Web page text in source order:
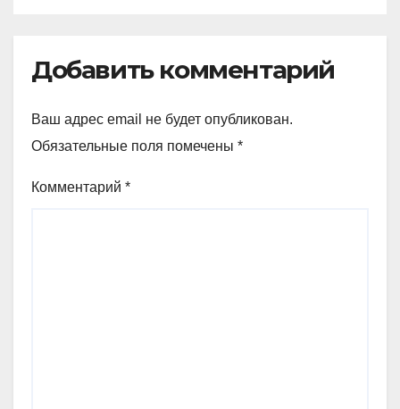
Добавить комментарий
Ваш адрес email не будет опубликован.
Обязательные поля помечены *
Комментарий *